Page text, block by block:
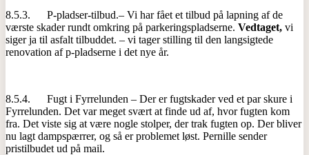
8.5.3. P-pladser-tilbud.– Vi har fået et tilbud på lapning af de
værste skader rundt omkring på parkeringspladserne. Vedtaget, vi
siger ja til asfalt tilbuddet. – vi tager stilling til den langsigtede
renovation af p-pladserne i det nye år.
8.5.4. Fugt i Fyrrelunden – Der er fugtskader ved et par skure i
Fyrrelunden. Det var meget svært at finde ud af, hvor fugten kom
fra. Det viste sig at være nogle stolper, der trak fugten op. Der bliver
nu lagt dampspærrer, og så er problemet løst. Pernille sender
pristilbudet ud på mail.